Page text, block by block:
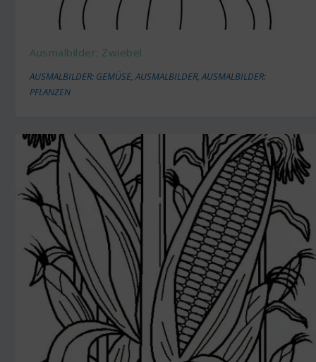
Ausmalbilder: Zwiebel
AUSMALBILDER: GEMÜSE ,AUSMALBILDER ,AUSMALBILDER:
PFLANZEN